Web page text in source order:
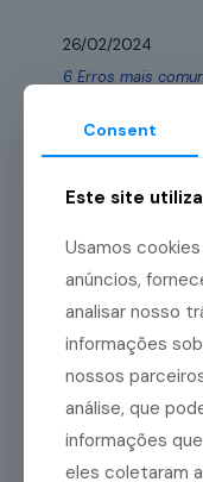
26/02/2024
6 Erros mais
Se as finanças
constantes, fica
cometem erros ao
23/02/2024
Como impulsionar
o crescimento do
implementar um
Consent
Este site
Usamos
anúncios,
analisar nosso
informações
nossos
análise, que
informações
eles coletaram